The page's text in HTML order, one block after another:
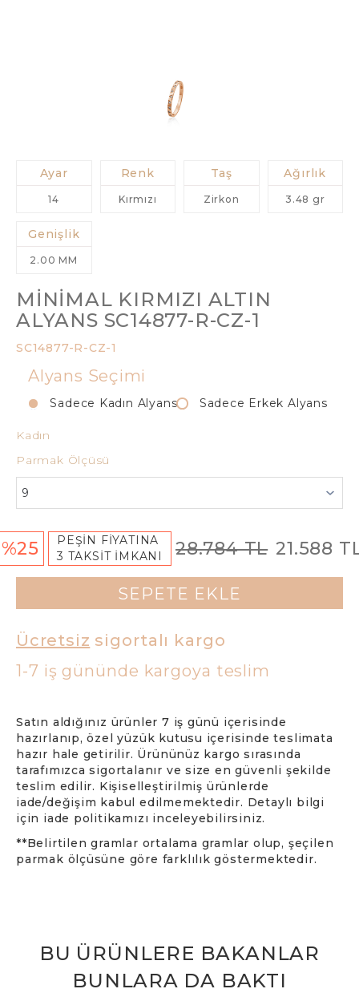
Ayar
14
Renk
Kırmızı
Taş
Zirkon
Ağırlık
3.48 gr
Genişlik
2.00 MM
MINIMAL KIRMIZI ALTIN
ALYANS SC14877-R-CZ-1
SC14877-R-CZ-1
Alyans Seçimi
Sadece Kadın Alyans Sadece Erkek Alyans
Kadın
Parmak Ölçüsü
%25
PEŞİN FİYATINA
3 TAKSİT İMKANI
28.784 TL 21.588
SEPETE EKLE
Ücretsiz sigortalı kargo
1-7 iş gününde kargoya teslim
Satın aldığınız ürünler 7 iş günü içerisinde
hazırlanıp, özel yüzük kutusu içerisinde teslimata
hazır hale getirilir. Ürününüz kargo sırasında
tarafımızca sigortalanır ve size en güvenli şekilde
teslim edilir. Kişiselleştirilmiş ürünlerde
iade/değişim kabul edilmemektedir. Detaylı bilgi
için iade politikamızı inceleyebilirsiniz.
**Belirtilen gramlar ortalama gramlar olup, şeçilen
parmak ölçüsüne göre farklılık göstermektedir.
BU ÜRÜNLERE BAKANLAR
BUNLARA DA BAKTI